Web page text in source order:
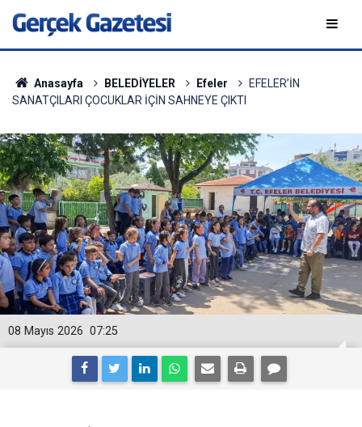
Anasayfa BELEDİYELER Efeler
EFELER’İN
SANATÇILARI ÇOCUKLAR İÇİN SAHNEYE ÇIKTI
07:25
08 Mayıs 2026